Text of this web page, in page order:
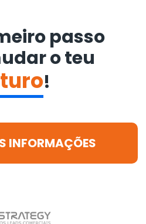
passo
o teu
!
INFORMAÇÕES